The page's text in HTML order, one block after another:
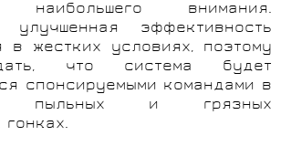
наибольшего внимания.
улучшенная эффективность
в жестких условиях, поэтому
что система будет
спонсируемыми командами в
пыльных и грязных